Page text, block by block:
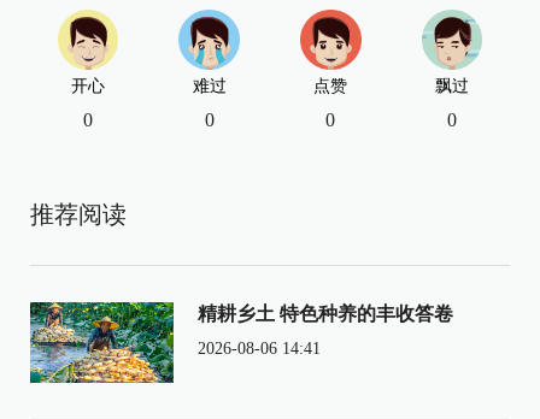
开心
0
难过
0
点赞
0
飘过
0
推荐阅读
精耕乡土 特色种养的丰收答卷
2026-08-06 14:41